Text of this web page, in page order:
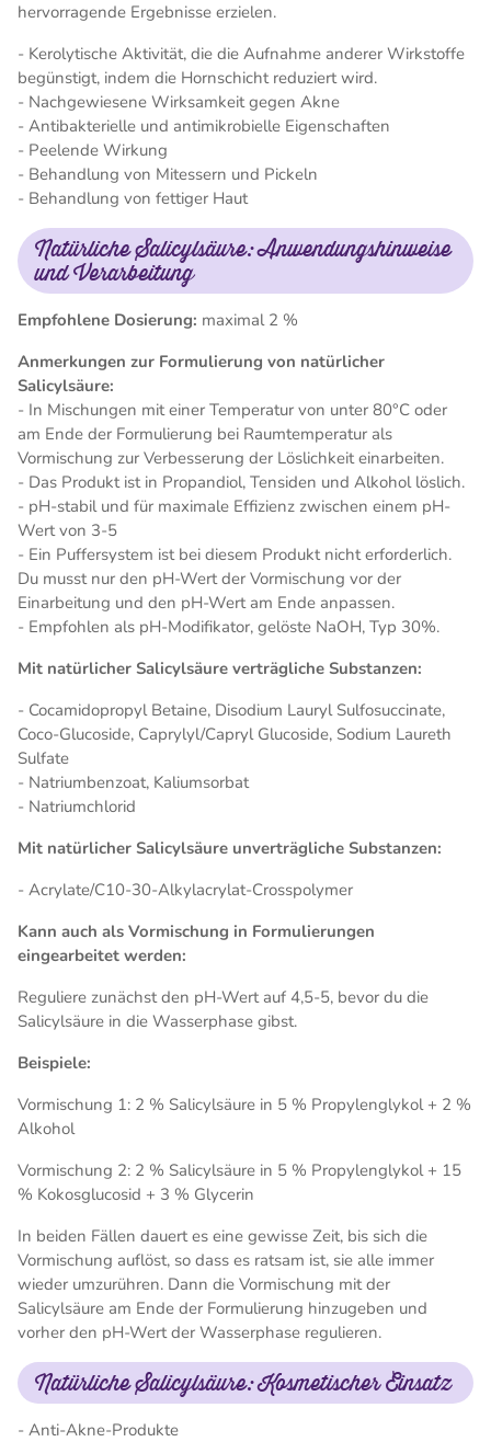
hervorragende Ergebnisse erzielen.
- Kerolytische Aktivität, die die Aufnahme anderer Wirkstoffe
begünstigt, indem die Hornschicht reduziert wird.
- Nachgewiesene Wirksamkeit gegen Akne
- Antibakterielle und antimikrobielle Eigenschaften
- Peelende Wirkung
- Behandlung von Mitessern und Pickeln
- Behandlung von fettiger Haut
Natürliche Salicylsäure: Anwendungshinweise
und Verarbeitung
Empfohlene Dosierung: maximal 2 %
Anmerkungen zur Formulierung von natürlicher
Salicylsäure:
- In Mischungen mit einer Temperatur von unter 80°C oder
am Ende der Formulierung bei Raumtemperatur als
Vormischung zur Verbesserung der Löslichkeit einarbeiten.
- Das Produkt ist in Propandiol, Tensiden und Alkohol löslich.
- pH-stabil und für maximale Effizienz zwischen einem pH-
Wert von 3-5
- Ein Puffersystem ist bei diesem Produkt nicht erforderlich.
Du musst nur den pH-Wert der Vormischung vor der
Einarbeitung und den pH-Wert am Ende anpassen.
- Empfohlen als pH-Modifikator, gelöste NaOH, Typ 30%.
Mit natürlicher Salicylsäure verträgliche Substanzen:
- Cocamidopropyl Betaine, Disodium Lauryl Sulfosuccinate,
Coco-Glucoside, Caprylyl/Capryl Glucoside, Sodium Laureth
Sulfate
- Natriumbenzoat, Kaliumsorbat
- Natriumchlorid
Mit natürlicher Salicylsäure unverträgliche Substanzen:
- Acrylate/C10-30-Alkylacrylat-Crosspolymer
Kann auch als Vormischung in Formulierungen
eingearbeitet werden:
Reguliere zunächst den pH-Wert auf 4,5-5, bevor du die
Salicylsäure in die Wasserphase gibst.
Beispiele:
Vormischung 1: 2 % Salicylsäure in 5 % Propylenglykol + 2 %
Alkohol
Vormischung 2: 2 % Salicylsäure in 5 % Propylenglykol + 15
% Kokosglucosid + 3 % Glycerin
In beiden Fällen dauert es eine gewisse Zeit, bis sich die
Vormischung auflöst, so dass es ratsam ist, sie alle immer
wieder umzurühren. Dann die Vormischung mit der
Salicylsäure am Ende der Formulierung hinzugeben und
vorher den pH-Wert der Wasserphase regulieren.
Natürliche Salicylsäure: Kosmetischer Einsatz
- Anti-Akne-Produkte